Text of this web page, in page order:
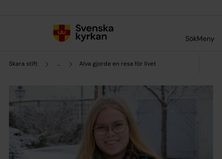
SökMeny
Skara stift ... Alva gjorde en resa för livet